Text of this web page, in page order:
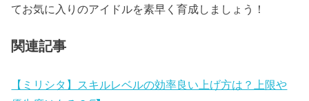
てお気に入りのアイドルを素早く育成しましょう！
関連記事
【ミリシタ】スキルレベルの効率良い上げ方は？上限や